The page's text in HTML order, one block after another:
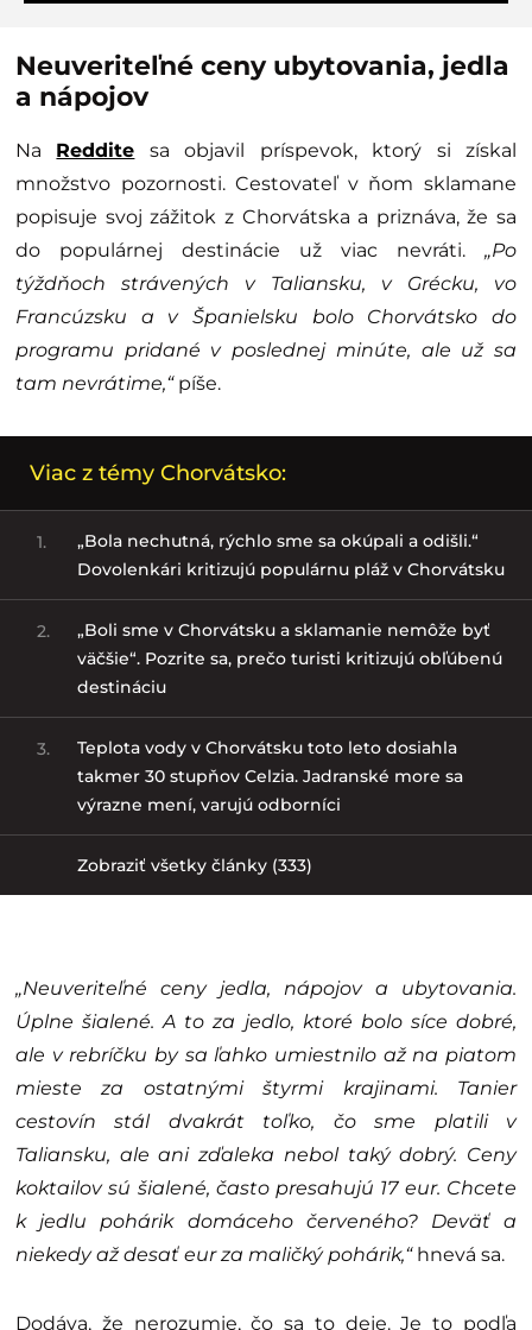
Neuveriteľné ceny ubytovania, jedla
a nápojov
Na Reddite sa objavil príspevok, ktorý si získal
množstvo pozornosti. Cestovateľ v ňom sklamane
popisuje svoj zážitok z Chorvátska a priznáva, že sa
do populárnej destinácie už viac nevráti. „Po
týždňoch strávených v Taliansku, v Grécku, vo
Francúzsku a v Španielsku bolo Chorvátsko do
programu pridané v poslednej minúte, ale už sa
tam nevrátime,“píše.
Viac z témy Chorvátsko:
1.
„Bola nechutná, rýchlo sme sa okúpali a odišli.“
Dovolenkári kritizujú populárnu pláž v Chorvátsku
2.
„Boli sme v Chorvátsku a sklamanie nemôže byť
väčšie“. Pozrite sa, prečo turisti kritizujú obľúbenú
destináciu
3.
Teplota vody v Chorvátsku toto leto dosiahla
takmer 30 stupňov Celzia. Jadranské more sa
výrazne mení, varujú odborníci
Zobraziť všetky články (333)
„Neuveriteľné ceny jedla, nápojov a ubytovania.
Úplne šialené. A to za jedlo, ktoré bolo síce dobré,
ale v rebríčku by sa ľahko umiestnilo až na piatom
mieste za ostatnými štyrmi krajinami. Tanier
cestovín stál dvakrát toľko, čo sme platili v
Taliansku, ale ani zďaleka nebol taký dobrý. Ceny
koktailov sú šialené, často presahujú 17 eur. Chcete
k jedlu pohárik domáceho červeného? Deväť a
niekedy až desať eur za maličký pohárik,“hnevá sa.
Dodáva, že nerozumie, čo sa to deje. Je to podľa